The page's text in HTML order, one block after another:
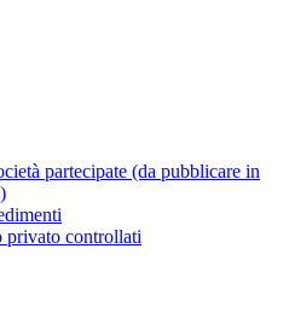
partecipate (da pubblicare in
controllati